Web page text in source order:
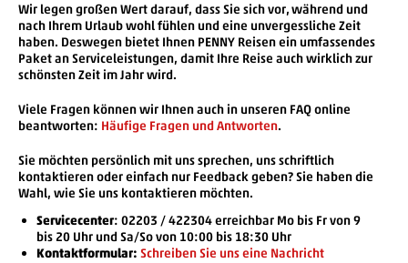
Wir legen großen Wert darauf, dass Sie sich vor, während und
nach Ihrem Urlaub wohl fühlen und eine unvergessliche Zeit
haben. Deswegen bietet Ihnen PENNY Reisen ein umfassendes
Paket an Serviceleistungen, damit Ihre Reise auch wirklich zur
schönsten Zeit im Jahr wird.
Viele Fragen können wir Ihnen auch in unseren FAQ online
beantworten: Häufige Fragen und Antworten.
Sie möchten persönlich mit uns sprechen, uns schriftlich
kontaktieren oder einfach nur Feedback geben? Sie haben die
Wahl, wie Sie uns kontaktieren möchten.
Servicecenter: 02203 / 422304 erreichbar Mo bis Fr von 9
bis 20 Uhr und Sa/So von 10:00 bis 18:30 Uhr
Kontaktformular: Schreiben Sie uns eine Nachricht